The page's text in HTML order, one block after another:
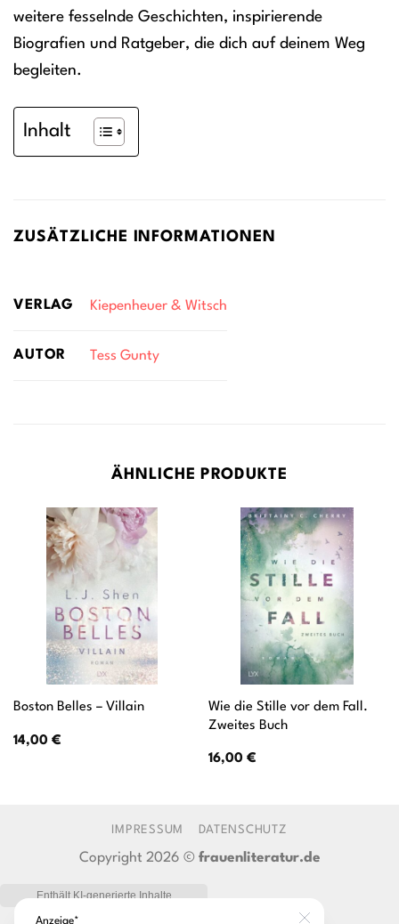
weitere fesselnde Geschichten, inspirierende
Biografien und Ratgeber, die dich auf deinem Weg
begleiten.
Inhalt
ZUSÄTZLICHE INFORMATIONEN
VERLAG Kiepenheuer & Witsch
AUTOR Tess Gunty
ÄHNLICHE PRODUKTE
Boston Belles – Villain
14,00 €
Wie die Stille vor dem Fall.
Zweites Buch
16,00 €
IMPRESSUM DATENSCHUTZ
Copyright 2026 © frauenliteratur.de
Anzeige*